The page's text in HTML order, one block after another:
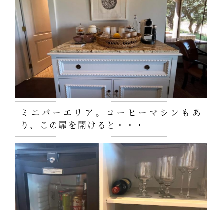
ミニバーエリア。コーヒーマシンもあ
り、この扉を開けると・・・